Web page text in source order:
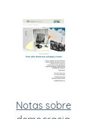
Notas sobre